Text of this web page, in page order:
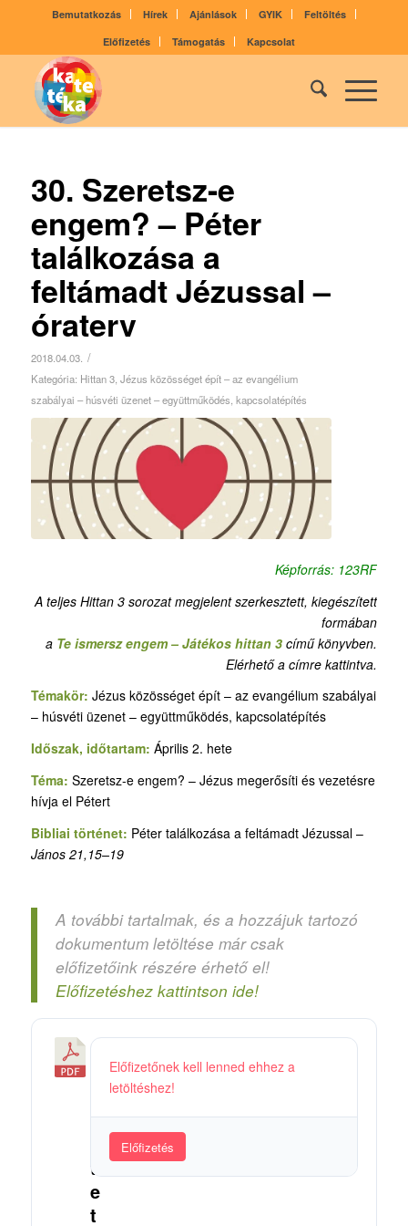
Bemutatkozás Hírek Ajánlások GYIK
Feltöltés
Előfizetés
Támogatás Kapcsolat
30. Szeretsz-e
engem? – Péter
találkozása a
feltámadt Jézussal –
óraterv
2018.04.03. /
Kategória: Hittan 3, Jézus közösséget épít – az evangélium
szabályai – húsvéti üzenet – együttműködés, kapcsolatépítés
Képforrás: 123RF
A teljes Hittan 3 sorozat megjelent szerkesztett, kiegészített
formában
a Te ismersz engem – Játékos hittan 3 című könyvben.
Elérhető a címre kattintva.
Témakör: Jézus közösséget épít – az evangélium szabályai
– húsvéti üzenet – együttműködés, kapcsolatépítés
Időszak, időtartam: Április 2. hete
Téma: Szeretsz-e engem? – Jézus megerősíti és vezetésre
hívja el Pétert
Bibliai történet: Péter találkozása a feltámadt Jézussal –
János 21,15–19
A további tartalmak, és a hozzájuk tartozó
dokumentum letöltése már csak
előfizetőink részére érhető el!
Előfizetéshez kattintson ide!
S
r
t
e
t
Előfizetőnek kell lenned ehhez a
letöltéshez!
Előfizetés